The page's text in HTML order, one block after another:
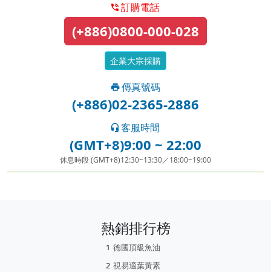
訂購電話
(+886)0800-000-028
企業大宗採購
傳真號碼
(+886)02-2365-2886
客服時間
(GMT+8)9:00 ~ 22:00
休息時段 (GMT+8)12:30~13:30／18:00~19:00
熱銷排行榜
德國頂級魚油
視易適葉黃素